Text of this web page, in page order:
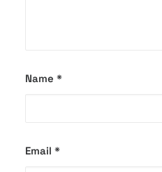
Name *
Email *